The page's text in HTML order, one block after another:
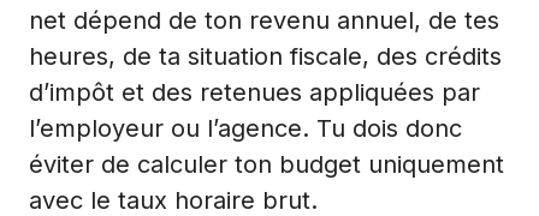
net dépend de ton revenu annuel, de tes
heures, de ta situation fiscale, des crédits
d’impôt et des retenues appliquées par
l’employeur ou l’agence. Tu dois donc
éviter de calculer ton budget uniquement
avec le taux horaire brut.